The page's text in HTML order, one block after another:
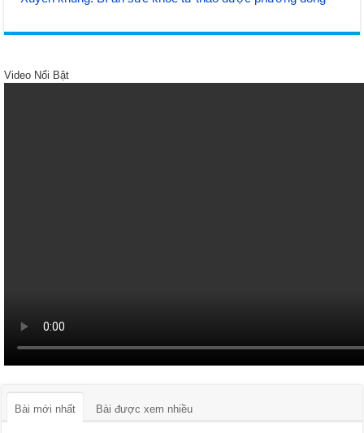
Video Nổi Bật
Bài mới nhất Bài được xem nhiều